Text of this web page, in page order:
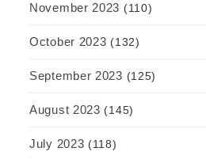
November 2023 (110)
October 2023 (132)
September 2023 (125)
August 2023 (145)
July 2023 (118)